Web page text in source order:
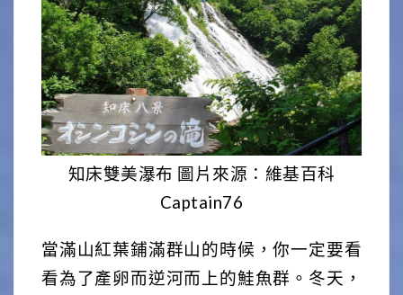
知床雙美瀑布 圖片來源：維基百科
Captain76
當滿山紅葉鋪滿群山的時候，你一定要看
看為了產卵而逆河而上的鮭魚群。冬天，